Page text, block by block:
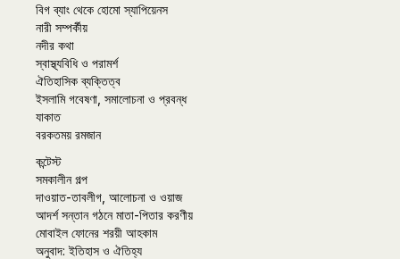
বিগ ব্যাং থেকে হোমো স্যাপিয়েনস
নারী সম্পর্কীয়
নদীর কথা
স্বাস্থ্যবিধি ও পরামর্শ
ঐতিহাসিক ব্যক্তিত্ব
ইসলামি গবেষণা, সমালোচনা ও প্রবন্ধ
যাকাত
বরকতময় রমজান
কন্টেস্ট
সমকালীন গল্প
দাওয়াত-তাবলীগ, আলোচনা ও ওয়াজ
আদর্শ সন্তান গঠনে মাতা-পিতার করণীয়
মোবাইল ফোনের শরয়ী আহকাম
অনুবাদ: ইতিহাস ও ঐতিহ্য